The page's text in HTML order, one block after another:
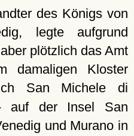
des Königs von
legte aufgrund
plötzlich das Amt
damaligen Kloster
San Michele di
auf der Insel San
und Murano in